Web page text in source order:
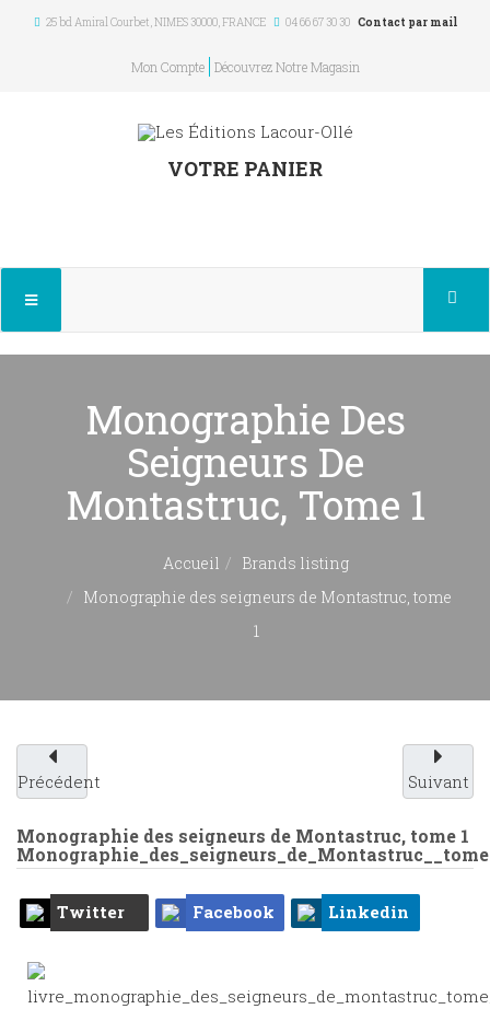
25 bd Amiral Courbet, NIMES 30000,FRANCE 04 66 67 30 30 Contact par mail
Mon Compte Découvrez Notre Magasin
VOTRE PANIER
Monographie Des
Seigneurs De
Montastruc, Tome 1
Accueil
Brands listing
Monographie des seigneurs de Montastruc, tome
1
Précédent Suivant
Monographie des seigneurs de Montastruc, tome 1
Twitter Facebook Linkedin